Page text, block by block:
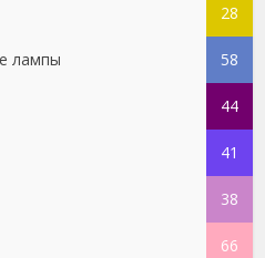
28
лампы 58
44
41
38
66